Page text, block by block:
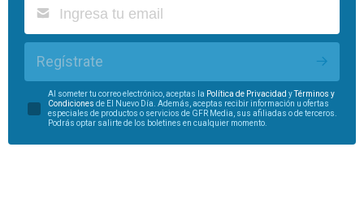
Regístrate
Al someter tu correo electrónico, aceptas la Política de Privacidad yTérminos y
Condiciones de El Nuevo Día. Además, aceptas recibir información u ofertas
especiales de productos o servicios de GFR Media, sus afiliadas o de terceros.
Podrás optar salirte de los boletines en cualquier momento.